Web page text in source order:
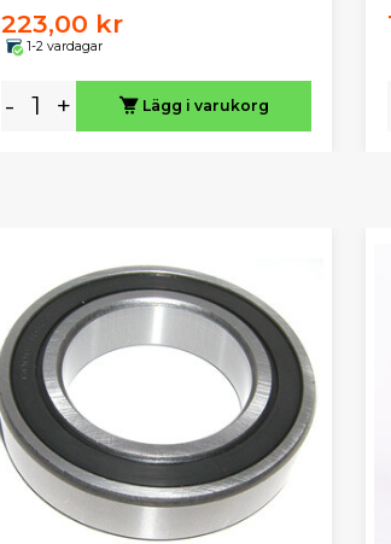
223,00 kr
1-2 vardagar
- + Lägg i varukorg